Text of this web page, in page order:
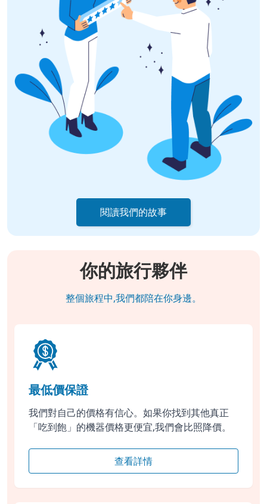
閱讀我們的故事
你的旅行夥伴
整個旅程中,我們都陪在你身邊。
最低價保證
我們對自己的價格有信心。如果你找到其他真正
「吃到飽」的機器價格更便宜,我們會比照降價。
查看詳情